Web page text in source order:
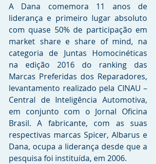
A Dana comemora 11 anos de
liderança e primeiro lugar absoluto
com quase 50% de participação em
market share e share of mind, na
categoria de Juntas Homocinéticas
na edição 2016 do ranking das
Marcas Preferidas dos Reparadores,
levantamento realizado pela CINAU –
Central de Inteligência Automotiva,
em conjunto com o Jornal Oficina
Brasil. A fabricante, com as suas
respectivas marcas Spicer, Albarus e
Dana, ocupa a liderança desde que a
pesquisa foi instituída, em 2006.